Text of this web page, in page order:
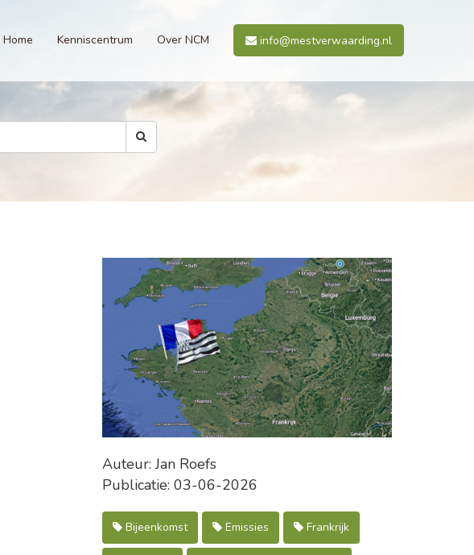
Home Kenniscentrum Over NCM info@mestverwaarding.nl
Auteur: Jan Roefs
Publicatie: 03-06-2026
Bijeenkomst Emissies Frankrijk